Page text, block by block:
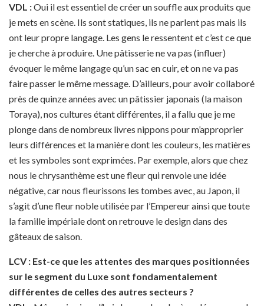
VDL :Oui il est essentiel de créer un souffle aux produits que
je mets en scène. Ils sont statiques, ils ne parlent pas mais ils
ont leur propre langage. Les gens le ressentent et c’est ce que
je cherche à produire. Une pâtisserie ne va pas (influer)
évoquer le même langage qu’un sac en cuir, et on ne va pas
faire passer le même message. D’ailleurs, pour avoir collaboré
près de quinze années avec un pâtissier japonais (la maison
Toraya), nos cultures étant différentes, il a fallu que je me
plonge dans de nombreux livres nippons pour m’approprier
leurs différences et la manière dont les couleurs, les matières
et les symboles sont exprimées. Par exemple, alors que chez
nous le chrysanthème est une fleur qui renvoie une idée
négative, car nous fleurissons les tombes avec, au Japon, il
s’agit d’une fleur noble utilisée par l’Empereur ainsi que toute
la famille impériale dont on retrouve le design dans des
gâteaux de saison.
LCV : Est-ce que les attentes des marques positionnées
sur le segment du Luxe sont fondamentalement
différentes de celles des autres secteurs ?